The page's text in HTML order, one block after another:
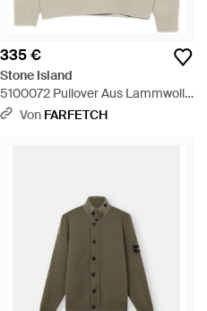
335 €
Stone Island
5100072 Pullover Aus Lammwolle
- Weiß
Von FARFETCH